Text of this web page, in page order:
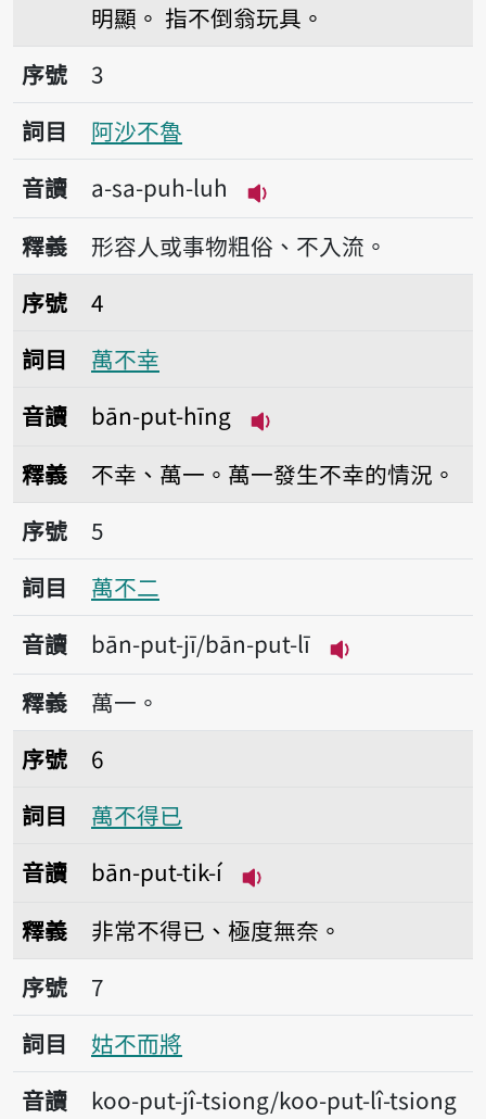
明顯。 指不倒翁玩具。
序號3阿沙不魯
序號
3
詞目
阿沙不魯
音讀
a-sa-puh-luh
播放音讀a-sa-puh-luh
釋義
形容人或事物粗俗、不入流。
序號4萬不幸
序號
4
詞目
萬不幸
音讀
bān-put-hīng
釋義
不幸、萬一。萬一發生不幸的情況。
序號5萬不二
序號
5
詞目
萬不二
音讀
bān-put-jī/bān-put-lī
播放音讀
釋義
萬一。
序號6萬不得已
序號
6
詞目
萬不得已
音讀
bān-put-tik-í
釋義
非常不得已、極度無奈。
序號7姑不而將
序號
7
詞目
姑不而將
音讀
koo-put-jî-tsiong/koo-put-lî-tsiong